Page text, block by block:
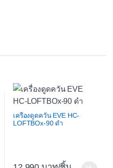
เครื่องดูดควัน EVE HC-
LOFTBOx-90 ดำ